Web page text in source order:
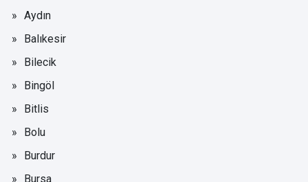
Aydın
Balıkesir
Bilecik
Bingöl
Bitlis
Bolu
Burdur
Bursa